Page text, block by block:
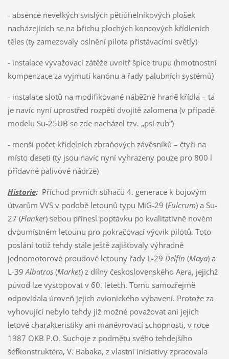
- absence nevelkých svislých pětiúhelníkových plošek
nacházejících se na břichu plochých koncových křídleních
těles (ty zamezovaly oslnění pilota přistávacími světly)
- instalace vyvažovací zátěže uvnitř špice trupu (hmotnostní
kompenzace za vyjmutí kanónu a řady palubních systémů)
- instalace slotů na modifikované náběžné hraně křídla – ta
je navíc nyní uprostřed rozpětí dvojitě zalomena (v případě
modelu Su-25UB se zde nacházel tzv. „psí zub“)
- menší počet křídelních zbraňových závěsníků – čtyři na
místo deseti (ty jsou navíc nyní vyhrazeny pouze pro 800 l
přídavné palivové nádrže)
Historie:Příchod prvních stíhačů 4. generace k bojovým
útvarům VVS v podobě letounů typu MiG-29 (Fulcrum) a Su-
27 (Flanker) sebou přinesl poptávku po kvalitativně novém
dvoumístném letounu pro pokračovací výcvik pilotů. Toto
poslání totiž tehdy stále ještě zajišťovaly výhradně
jednomotorové proudové letouny řady L-29 Delfín (Maya) a
L-39Albatros(Market) z dílny československého Aera, jejichž
původ lze vystopovat v 60. letech. Tomu samozřejmě
odpovídala úroveň jejich avionického vybavení. Protože za
vyhovující nebylo tehdy již možné považovat ani jejich
letové charakteristiky ani manévrovací schopnosti, v roce
1987 OKB P.O. Suchoje z podmětu svého tehdejšího
šéfkonstruktéra, V. Babaka, z vlastní iniciativy zpracovala